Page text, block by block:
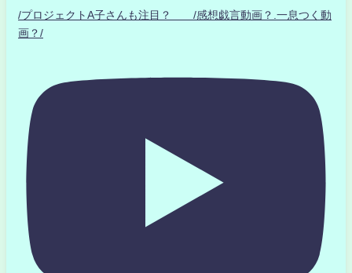
/プロジェクトA子さんも注目？ /感想戯言動画？.一息つく動
画？/